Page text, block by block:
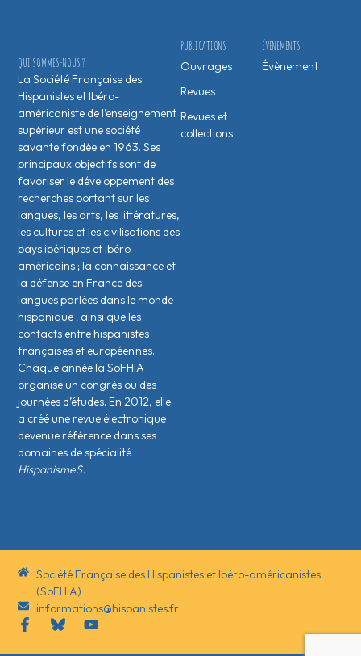
ÉVÉNEMENTS
Évènement
PUBLICATIONS
Ouvrages
Revues
Revues et
collections
QUI SOMMES-NOUS ?
La Société Française des
Hispanistes et Ibéro-
américaniste de l’enseignement
supérieur est une société
savante fondée en 1963. Ses
principaux objectifs sont de
favoriser le développement des
recherches portant sur les
langues, les arts, les littératures,
les cultures et les civilisations des
pays ibériques et ibéro-
américains ; la connaissance et
la défense en France des
langues parlées dans le monde
hispanique ; ainsi que les
contacts entre hispanistes
français·es et européen·nes.
Chaque année la SoFHIA
organise un congrès ou des
journées d’études. En 2012, elle
a créé une revue électronique
devenue référence dans ses
domaines de spécialité :
HispanismeS.
Société Française des Hispanistes et Ibéro-américanistes
(SoFHIA)
informations@hispanistes.fr